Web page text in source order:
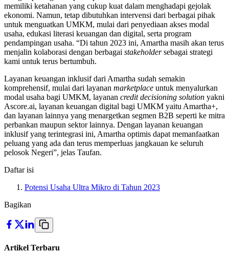
memiliki ketahanan yang cukup kuat dalam menghadapi gejolak
ekonomi. Namun, tetap dibutuhkan intervensi dari berbagai pihak
untuk menguatkan UMKM, mulai dari penyediaan akses modal
usaha, edukasi literasi keuangan dan digital, serta program
pendampingan usaha. “Di tahun 2023 ini, Amartha masih akan terus
menjalin kolaborasi dengan berbagai stakeholdersebagai strategi
kami untuk terus bertumbuh.
Layanan keuangan inklusif dari Amartha sudah semakin
komprehensif, mulai dari layanan marketplace untuk menyalurkan
modal usaha bagi UMKM, layanan credit decisioning solution yakni
Ascore.ai, layanan keuangan digital bagi UMKM yaitu Amartha+,
dan layanan lainnya yang menargetkan segmen B2B seperti ke mitra
perbankan maupun sektor lainnya. Dengan layanan keuangan
inklusif yang terintegrasi ini, Amartha optimis dapat memanfaatkan
peluang yang ada dan terus memperluas jangkauan ke seluruh
pelosok Negeri”, jelas Taufan.
Daftar isi
Potensi Usaha Ultra Mikro di Tahun 2023
Bagikan
Artikel Terbaru